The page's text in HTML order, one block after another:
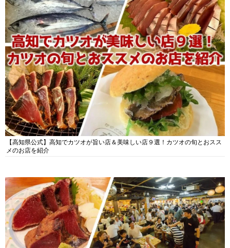
【高知県公式】高知でカツオが旨い店＆美味しい店９選！カツオの旬とおスス
メのお店を紹介